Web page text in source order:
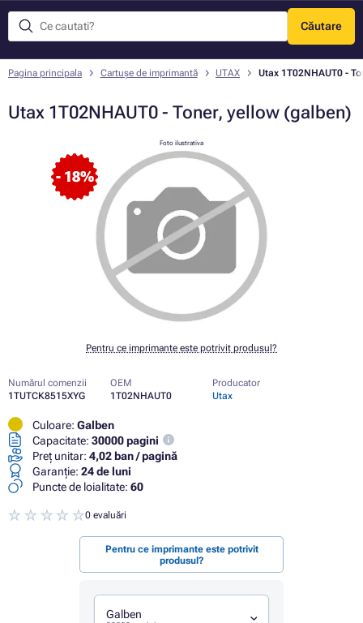
Căutare
Meniu
Pagina principala Cartușe de imprimantă UTAX Utax 1T02NHAUT0 -
Utax 1T02NHAUT0 - Toner, yellow (galben)
- 18%
Foto ilustrativa
Pentru ce imprimante este potrivit produsul?
Numărul comenzii
1TUTCK8515XYG
OEM
1T02NHAUT0
Producator
Utax
Culoare: Galben
Capacitate: 30000 pagini
Preț unitar: 4,02 ban / pagină
Garanţie: 24 de luni
Puncte de loialitate: 60
0 evaluări
Pentru ce imprimante este potrivit
produsul?
Galben